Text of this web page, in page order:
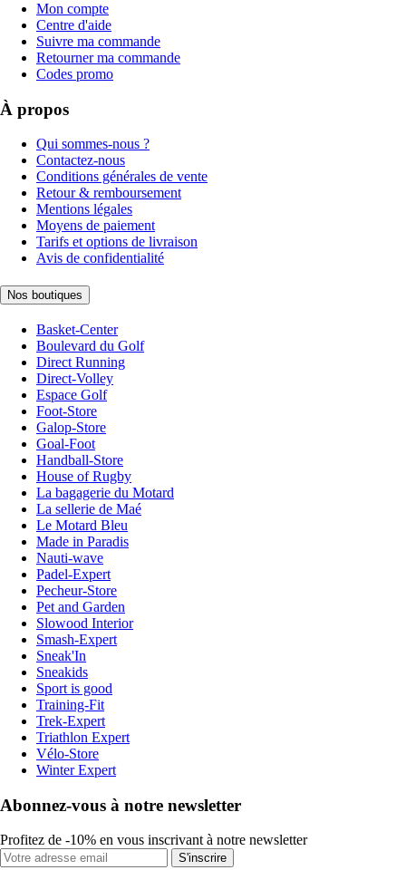
Mon compte
Centre d'aide
Suivre ma commande
Retourner ma commande
Codes promo
À propos
Qui sommes-nous ?
Contactez-nous
Conditions générales de vente
Retour & remboursement
Mentions légales
Moyens de paiement
Tarifs et options de livraison
Avis de confidentialité
Nos boutiques
Basket-Center
Boulevard du Golf
Direct Running
Direct-Volley
Espace Golf
Foot-Store
Galop-Store
Goal-Foot
Handball-Store
House of Rugby
La bagagerie du Motard
La sellerie de Maé
Le Motard Bleu
Made in Paradis
Nauti-wave
Padel-Expert
Pecheur-Store
Pet and Garden
Slowood Interior
Smash-Expert
Sneak'In
Sneakids
Sport is good
Training-Fit
Trek-Expert
Triathlon Expert
Vélo-Store
Winter Expert
Abonnez-vous à notre newsletter
Profitez de -10% en vous inscrivant à notre newsletter
S'inscrire